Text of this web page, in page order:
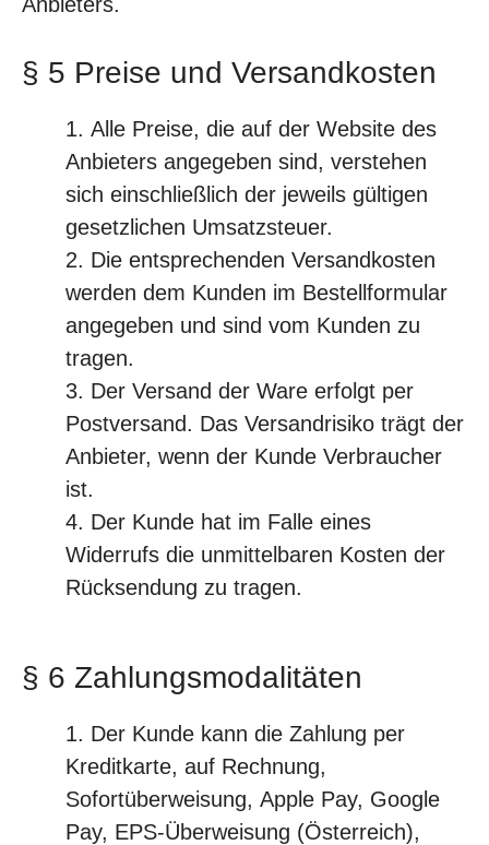
§ 5 Preise und Versandkosten
Alle Preise, die auf der Website des
Anbieters angegeben sind, verstehen
sich einschließlich der jeweils gültigen
gesetzlichen Umsatzsteuer.
Die entsprechenden Versandkosten
werden dem Kunden im Bestellformular
angegeben und sind vom Kunden zu
tragen.
Der Versand der Ware erfolgt per
Postversand. Das Versandrisiko trägt der
Anbieter, wenn der Kunde Verbraucher
ist.
Der Kunde hat im Falle eines
Widerrufs die unmittelbaren Kosten der
Rücksendung zu tragen.
§ 6 Zahlungsmodalitäten
Der Kunde kann die Zahlung per
Kreditkarte, auf Rechnung,
Sofortüberweisung, Apple Pay, Google
Pay, EPS-Überweisung (Österreich),